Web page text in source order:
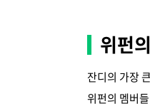
위펀
잔디의 가장
위펀의 멤버